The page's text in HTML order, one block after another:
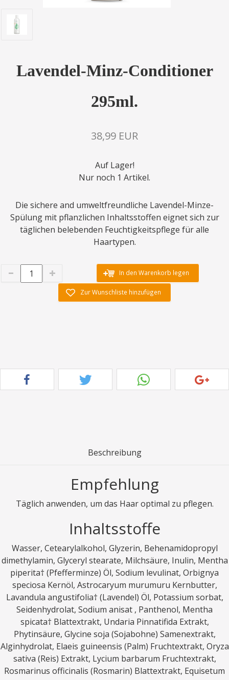
Lavendel-Minz-Conditioner
295ml.
38,99 EUR
Auf Lager!
Nur noch 1 Artikel.
Die sichere and umweltfreundliche Lavendel-Minze-
Spülung mit pflanzlichen Inhaltsstoffen eignet sich zur
täglichen belebenden Feuchtigkeitspflege für alle
Haartypen.
In den Warenkorb legen
Zur Wunschliste hinzufügen
Beschreibung
Empfehlung
Täglich anwenden, um das Haar optimal zu pflegen.
Inhaltsstoffe
Wasser, Cetearylalkohol, Glyzerin, Behenamidopropyl
dimethylamin, Glyceryl stearate, Milchsäure, Inulin, Mentha
piperita† (Pfefferminze) Öl, Sodium levulinat, Orbignya
speciosa Kernöl, Astrocaryum murumuru Kernbutter,
Lavandula angustifolia† (Lavendel) Öl, Potassium sorbat,
Seidenhydrolat, Sodium anisat , Panthenol, Mentha
spicata† Blattextrakt, Undaria Pinnatifida Extrakt,
Phytinsäure, Glycine soja (Sojabohne) Samenextrakt,
Alginhydrolat, Elaeis guineensis (Palm) Fruchtextrakt, Oryza
sativa (Reis) Extrakt, Lycium barbarum Fruchtextrakt,
Rosmarinus officinalis (Rosmarin) Blattextrakt, Equisetum